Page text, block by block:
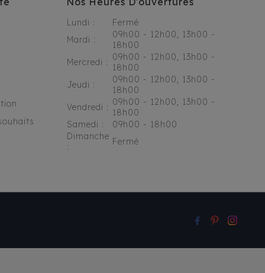
Lundi :
Fermé
Mardi :
09h00 - 12h00, 13h00 -
18h00
Mercredi : 09h00 - 12h00, 13h00 -
18h00
Jeudi :
09h00 - 12h00, 13h00 -
18h00
Vendredi : 09h00 - 12h00, 13h00 -
18h00
Samedi :
09h00 - 18h00
Dimanche
:
Fermé